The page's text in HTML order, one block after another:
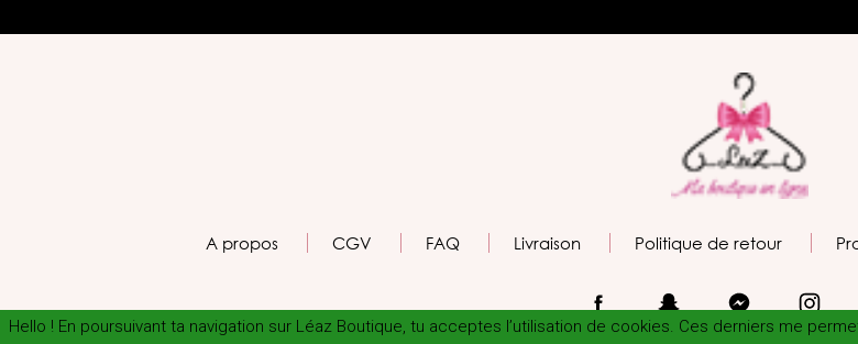
A propos CGV FAQ Livraison Politique de retour
Hello ! En poursuivant ta navigation sur Léaz Boutique, tu acceptes l’utilisation de cookies. Ces derniers me